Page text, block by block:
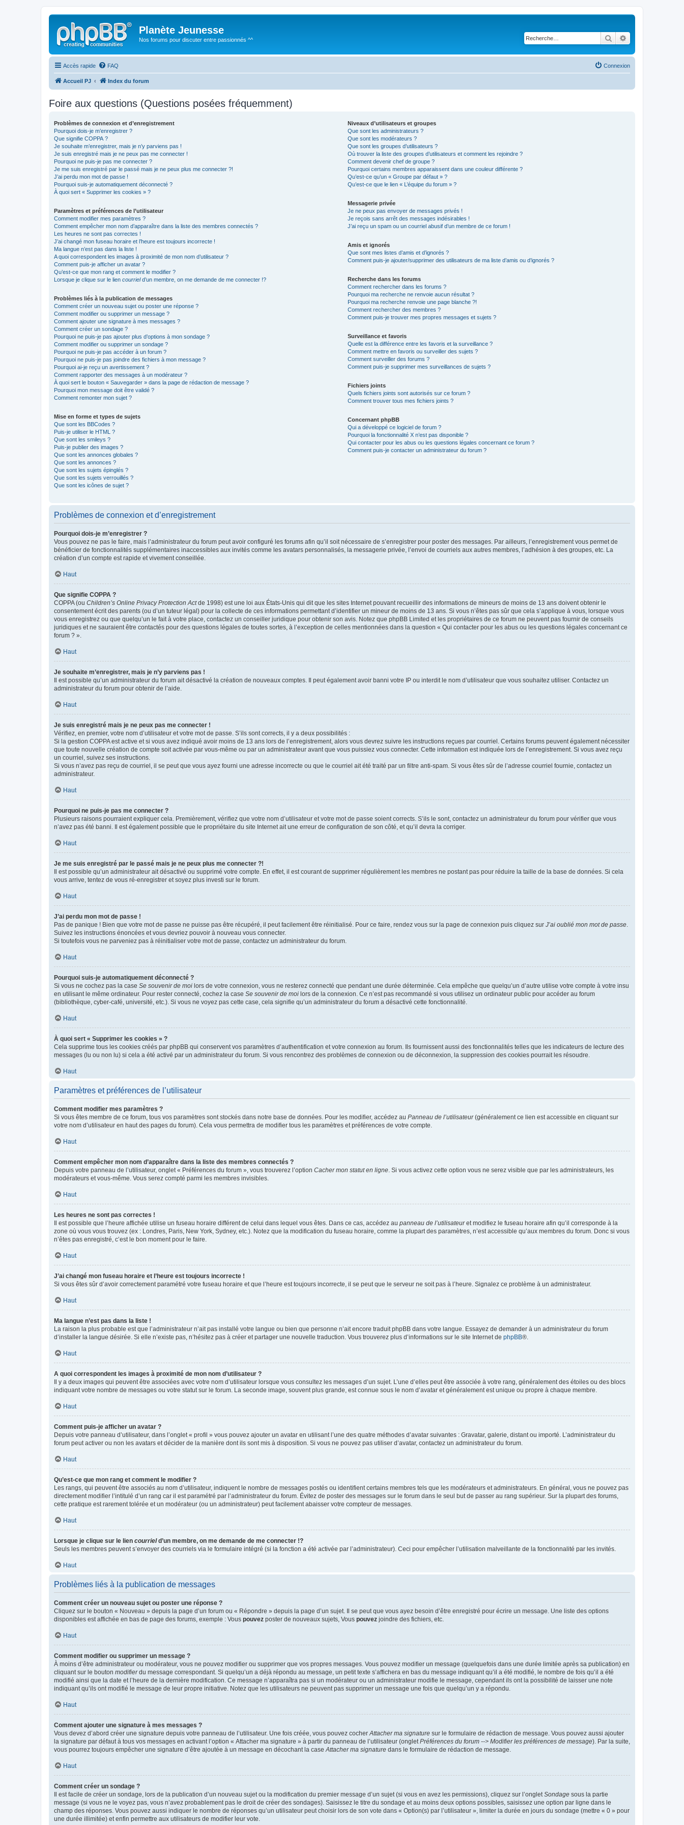
Planète Jeunesse
Nos forums pour discuter entre passionnés ^^ Rechercher
Accès rapide FAQ Connexion
Accueil PJ Index du forum
Foire aux questions (Questions posées fréquemment)
Problèmes de connexion et d’enregistrement
Pourquoi dois-je m’enregistrer ?
Que signifie COPPA ?
Je souhaite m’enregistrer, mais je n’y parviens pas !
Je suis enregistré mais je ne peux pas me connecter !
Pourquoi ne puis-je pas me connecter ?
Je me suis enregistré par le passé mais je ne peux plus me connecter ?!
J’ai perdu mon mot de passe !
Pourquoi suis-je automatiquement déconnecté ?
À quoi sert « Supprimer les cookies » ?
Paramètres et préférences de l’utilisateur
Comment modifier mes paramètres ?
Comment empêcher mon nom d’apparaître dans la liste des membres connectés ?
Les heures ne sont pas correctes !
J’ai changé mon fuseau horaire et l’heure est toujours incorrecte !
Ma langue n’est pas dans la liste !
A quoi correspondent les images à proximité de mon nom d’utilisateur ?
Comment puis-je afficher un avatar ?
Qu’est-ce que mon rang et comment le modifier ?
Lorsque je clique sur le lien courrield’un membre, on me demande de me connecter !?
Problèmes liés à la publication de messages
Comment créer un nouveau sujet ou poster une réponse ?
Comment modifier ou supprimer un message ?
Comment ajouter une signature à mes messages ?
Comment créer un sondage ?
Pourquoi ne puis-je pas ajouter plus d’options à mon sondage ?
Comment modifier ou supprimer un sondage ?
Pourquoi ne puis-je pas accéder à un forum ?
Pourquoi ne puis-je pas joindre des fichiers à mon message ?
Pourquoi ai-je reçu un avertissement ?
Comment rapporter des messages à un modérateur ?
À quoi sert le bouton « Sauvegarder » dans la page de rédaction de message ?
Pourquoi mon message doit être validé ?
Comment remonter mon sujet ?
Mise en forme et types de sujets
Que sont les BBCodes ?
Puis-je utiliser le HTML ?
Que sont les smileys ?
Puis-je publier des images ?
Que sont les annonces globales ?
Que sont les annonces ?
Que sont les sujets épinglés ?
Que sont les sujets verrouillés ?
Que sont les icônes de sujet ?
Niveaux d’utilisateurs et groupes
Que sont les administrateurs ?
Que sont les modérateurs ?
Que sont les groupes d’utilisateurs ?
Où trouver la liste des groupes d’utilisateurs et comment les rejoindre ?
Comment devenir chef de groupe ?
Pourquoi certains membres apparaissent dans une couleur différente ?
Qu’est-ce qu’un « Groupe par défaut » ?
Qu’est-ce que le lien « L’équipe du forum » ?
Messagerie privée
Je ne peux pas envoyer de messages privés !
Je reçois sans arrêt des messages indésirables !
J’ai reçu un spam ou un courriel abusif d’un membre de ce forum !
Amis et ignorés
Que sont mes listes d’amis et d’ignorés ?
Comment puis-je ajouter/supprimer des utilisateurs de ma liste d’amis ou d’ignorés ?
Recherche dans les forums
Comment rechercher dans les forums ?
Pourquoi ma recherche ne renvoie aucun résultat ?
Pourquoi ma recherche renvoie une page blanche ?!
Comment rechercher des membres ?
Comment puis-je trouver mes propres messages et sujets ?
Surveillance et favoris
Quelle est la différence entre les favoris et la surveillance ?
Comment mettre en favoris ou surveiller des sujets ?
Comment surveiller des forums ?
Comment puis-je supprimer mes surveillances de sujets ?
Fichiers joints
Quels fichiers joints sont autorisés sur ce forum ?
Comment trouver tous mes fichiers joints ?
Concernant phpBB
Qui a développé ce logiciel de forum ?
Pourquoi la fonctionnalité X n’est pas disponible ?
Qui contacter pour les abus ou les questions légales concernant ce forum ?
Comment puis-je contacter un administrateur du forum ?
Problèmes de connexion et d’enregistrement
Pourquoi dois-je m’enregistrer ?
Vous pouvez ne pas le faire, mais l’administrateur du forum peut avoir configuré les forums afin qu’il soit nécessaire de s’enregistrer pour poster des messages. Par ailleurs, l’enregistrement vous permet de
bénéficier de fonctionnalités supplémentaires inaccessibles aux invités comme les avatars personnalisés, la messagerie privée, l’envoi de courriels aux autres membres, l’adhésion à des groupes, etc. La
création d’un compte est rapide et vivement conseillée.
Haut
Que signifie COPPA ?
COPPA (ou Children’s Online Privacy Protection Actde 1998) est une loi aux États-Unis qui dit que les sites Internet pouvant recueillir des informations de mineurs de moins de 13 ans doivent obtenir le
consentement écrit des parents (ou d’un tuteur légal) pour la collecte de ces informations permettant d’identifier un mineur de moins de 13 ans. Si vous n’êtes pas sûr que cela s’applique à vous, lorsque vous
vous enregistrez ou que quelqu’un le fait à votre place, contactez un conseiller juridique pour obtenir son avis. Notez que phpBB Limited et les propriétaires de ce forum ne peuvent pas fournir de conseils
juridiques et ne sauraient être contactés pour des questions légales de toutes sortes, à l’exception de celles mentionnées dans la question « Qui contacter pour les abus ou les questions légales concernant ce
forum ? ».
Haut
Je souhaite m’enregistrer, mais je n’y parviens pas !
Il est possible qu’un administrateur du forum ait désactivé la création de nouveaux comptes. Il peut également avoir banni votre IP ou interdit le nom d’utilisateur que vous souhaitez utiliser. Contactez un
administrateur du forum pour obtenir de l’aide.
Haut
Je suis enregistré mais je ne peux pas me connecter !
Vérifiez, en premier, votre nom d’utilisateur et votre mot de passe. S’ils sont corrects, il y a deux possibilités :
Si la gestion COPPA est active et si vous avez indiqué avoir moins de 13 ans lors de l’enregistrement, alors vous devrez suivre les instructions reçues par courriel. Certains forums peuvent également nécessiter
que toute nouvelle création de compte soit activée par vous-même ou par un administrateur avant que vous puissiez vous connecter. Cette information est indiquée lors de l’enregistrement. Si vous avez reçu
un courriel, suivez ses instructions.
Si vous n’avez pas reçu de courriel, il se peut que vous ayez fourni une adresse incorrecte ou que le courriel ait été traité par un filtre anti-spam. Si vous êtes sûr de l’adresse courriel fournie, contactez un
administrateur.
Haut
Pourquoi ne puis-je pas me connecter ?
Plusieurs raisons pourraient expliquer cela. Premièrement, vérifiez que votre nom d’utilisateur et votre mot de passe soient corrects. S’ils le sont, contactez un administrateur du forum pour vérifier que vous
n’avez pas été banni. Il est également possible que le propriétaire du site Internet ait une erreur de configuration de son côté, et qu’il devra la corriger.
Haut
Je me suis enregistré par le passé mais je ne peux plus me connecter ?!
Il est possible qu’un administrateur ait désactivé ou supprimé votre compte. En effet, il est courant de supprimer régulièrement les membres ne postant pas pour réduire la taille de la base de données. Si cela
vous arrive, tentez de vous ré-enregistrer et soyez plus investi sur le forum.
Haut
J’ai perdu mon mot de passe !
Pas de panique ! Bien que votre mot de passe ne puisse pas être récupéré, il peut facilement être réinitialisé. Pour ce faire, rendez vous sur la page de connexion puis cliquez sur J’ai oublié mon mot de passe
Suivez les instructions énoncées et vous devriez pouvoir à nouveau vous connecter.
Si toutefois vous ne parveniez pas à réinitialiser votre mot de passe, contactez un administrateur du forum.
Haut
Pourquoi suis-je automatiquement déconnecté ?
Si vous ne cochez pas la case Se souvenir de moi lors de votre connexion, vous ne resterez connecté que pendant une durée déterminée. Cela empêche que quelqu’un d’autre utilise votre compte à votre insu
en utilisant le même ordinateur. Pour rester connecté, cochez la case Se souvenir de moi lors de la connexion. Ce n’est pas recommandé si vous utilisez un ordinateur public pour accéder au forum
(bibliothèque, cyber-café, université, etc.). Si vous ne voyez pas cette case, cela signifie qu’un administrateur du forum a désactivé cette fonctionnalité.
Haut
À quoi sert « Supprimer les cookies » ?
Cela supprime tous les cookies créés par phpBB qui conservent vos paramètres d’authentification et votre connexion au forum. Ils fournissent aussi des fonctionnalités telles que les indicateurs de lecture des
messages (lu ou non lu) si cela a été activé par un administrateur du forum. Si vous rencontrez des problèmes de connexion ou de déconnexion, la suppression des cookies pourrait les résoudre.
Haut
Paramètres et préférences de l’utilisateur
Comment modifier mes paramètres ?
Si vous êtes membre de ce forum, tous vos paramètres sont stockés dans notre base de données. Pour les modifier, accédez au Panneau de l’utilisateur(généralement ce lien est accessible en cliquant sur
votre nom d’utilisateur en haut des pages du forum). Cela vous permettra de modifier tous les paramètres et préférences de votre compte.
Haut
Comment empêcher mon nom d’apparaître dans la liste des membres connectés ?
Depuis votre panneau de l’utilisateur, onglet « Préférences du forum », vous trouverez l’option Cacher mon statut en ligne . Si vous activez cette option vous ne serez visible que par les administrateurs, les
modérateurs et vous-même. Vous serez compté parmi les membres invisibles.
Haut
Les heures ne sont pas correctes !
Il est possible que l’heure affichée utilise un fuseau horaire différent de celui dans lequel vous êtes. Dans ce cas, accédez au panneau de l’utilisateuret modifiez le fuseau horaire afin qu’il corresponde à la
zone où vous vous trouvez (ex : Londres, Paris, New York, Sydney, etc.). Notez que la modification du fuseau horaire, comme la plupart des paramètres, n’est accessible qu’aux membres du forum. Donc si vous
n’êtes pas enregistré, c’est le bon moment pour le faire.
Haut
J’ai changé mon fuseau horaire et l’heure est toujours incorrecte !
Si vous êtes sûr d’avoir correctement paramétré votre fuseau horaire et que l’heure est toujours incorrecte, il se peut que le serveur ne soit pas à l’heure. Signalez ce problème à un administrateur.
Haut
Ma langue n’est pas dans la liste !
La raison la plus probable est que l’administrateur n’ait pas installé votre langue ou bien que personne n’ait encore traduit phpBB dans votre langue. Essayez de demander à un administrateur du forum
d’installer la langue désirée. Si elle n’existe pas, n’hésitez pas à créer et partager une nouvelle traduction. Vous trouverez plus d’informations sur le site Internet de phpBB®.
Haut
A quoi correspondent les images à proximité de mon nom d’utilisateur ?
Il y a deux images qui peuvent être associées avec votre nom d’utilisateur lorsque vous consultez les messages d’un sujet. L’une d’elles peut être associée à votre rang, généralement des étoiles ou des blocs
indiquant votre nombre de messages ou votre statut sur le forum. La seconde image, souvent plus grande, est connue sous le nom d’avatar et généralement est unique ou propre à chaque membre.
Haut
Comment puis-je afficher un avatar ?
Depuis votre panneau d’utilisateur, dans l’onglet « profil » vous pouvez ajouter un avatar en utilisant l’une des quatre méthodes d’avatar suivantes : Gravatar, galerie, distant ou importé. L’administrateur du
forum peut activer ou non les avatars et décider de la manière dont ils sont mis à disposition. Si vous ne pouvez pas utiliser d’avatar, contactez un administrateur du forum.
Haut
Qu’est-ce que mon rang et comment le modifier ?
Les rangs, qui peuvent être associés au nom d’utilisateur, indiquent le nombre de messages postés ou identifient certains membres tels que les modérateurs et administrateurs. En général, vous ne pouvez pas
directement modifier l’intitulé d’un rang car il est paramétré par l’administrateur du forum. Évitez de poster des messages sur le forum dans le seul but de passer au rang supérieur. Sur la plupart des forums,
cette pratique est rarement tolérée et un modérateur (ou un administrateur) peut facilement abaisser votre compteur de messages.
Haut
Lorsque je clique sur le lien courrield’un membre, on me demande de me connecter !?
Seuls les membres peuvent s’envoyer des courriels via le formulaire intégré (si la fonction a été activée par l’administrateur). Ceci pour empêcher l’utilisation malveillante de la fonctionnalité par les invités.
Haut
Problèmes liés à la publication de messages
Comment créer un nouveau sujet ou poster une réponse ?
Cliquez sur le bouton « Nouveau » depuis la page d’un forum ou « Répondre » depuis la page d’un sujet. Il se peut que vous ayez besoin d’être enregistré pour écrire un message. Une liste des options
disponibles est affichée en bas de page des forums, exemple : Vous pouvez poster de nouveaux sujets, Vous pouvez joindre des fichiers, etc.
Haut
Comment modifier ou supprimer un message ?
À moins d’être administrateur ou modérateur, vous ne pouvez modifier ou supprimer que vos propres messages. Vous pouvez modifier un message (quelquefois dans une durée limitée après sa publication) en
cliquant sur le bouton modifierdu message correspondant. Si quelqu’un a déjà répondu au message, un petit texte s’affichera en bas du message indiquant qu’il a été modifié, le nombre de fois qu’il a été
modifié ainsi que la date et l’heure de la dernière modification. Ce message n’apparaîtra pas si un modérateur ou un administrateur modifie le message, cependant ils ont la possibilité de laisser une note
indiquant qu’ils ont modifié le message de leur propre initiative. Notez que les utilisateurs ne peuvent pas supprimer un message une fois que quelqu’un y a répondu.
Haut
Comment ajouter une signature à mes messages ?
Vous devez d’abord créer une signature depuis votre panneau de l’utilisateur. Une fois créée, vous pouvez cocher Attacher ma signature sur le formulaire de rédaction de message. Vous pouvez aussi ajouter
la signature par défaut à tous vos messages en activant l’option « Attacher ma signature » à partir du panneau de l’utilisateur (onglet Préférences du forum --> Modifier les préférences de message). Par la suite,
vous pourrez toujours empêcher une signature d’être ajoutée à un message en décochant la case Attacher ma signature dans le formulaire de rédaction de message.
Haut
Comment créer un sondage ?
Il est facile de créer un sondage, lors de la publication d’un nouveau sujet ou la modification du premier message d’un sujet (si vous en avez les permissions), cliquez sur l’onglet Sondage sous la partie
message (si vous ne le voyez pas, vous n’avez probablement pas le droit de créer des sondages). Saisissez le titre du sondage et au moins deux options possibles, saisissez une option par ligne dans le
champ des réponses. Vous pouvez aussi indiquer le nombre de réponses qu’un utilisateur peut choisir lors de son vote dans « Option(s) par l’utilisateur », limiter la durée en jours du sondage (mettre « 0 » pour
une durée illimitée) et enfin permettre aux utilisateurs de modifier leur vote.